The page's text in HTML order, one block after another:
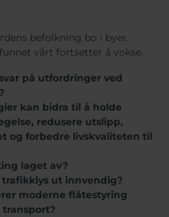
of
Other Europe
Rest of the
world
befolkning bo i byer.
vårt fortsetter å vokse.
på utfordringer ved
kan bidra til å holde
redusere utslipp,
og forbedre livskvaliteten til
laget av?
trafikklys ut innvendig?
moderne flåtestyring